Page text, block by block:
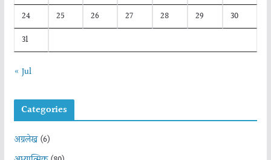
24
25 26 27 28 29
30
31
« Jul
Categories
अग्रलेख(6)